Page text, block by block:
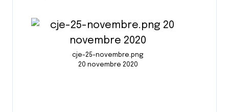
cje-25-novembre.png
20 novembre 2020